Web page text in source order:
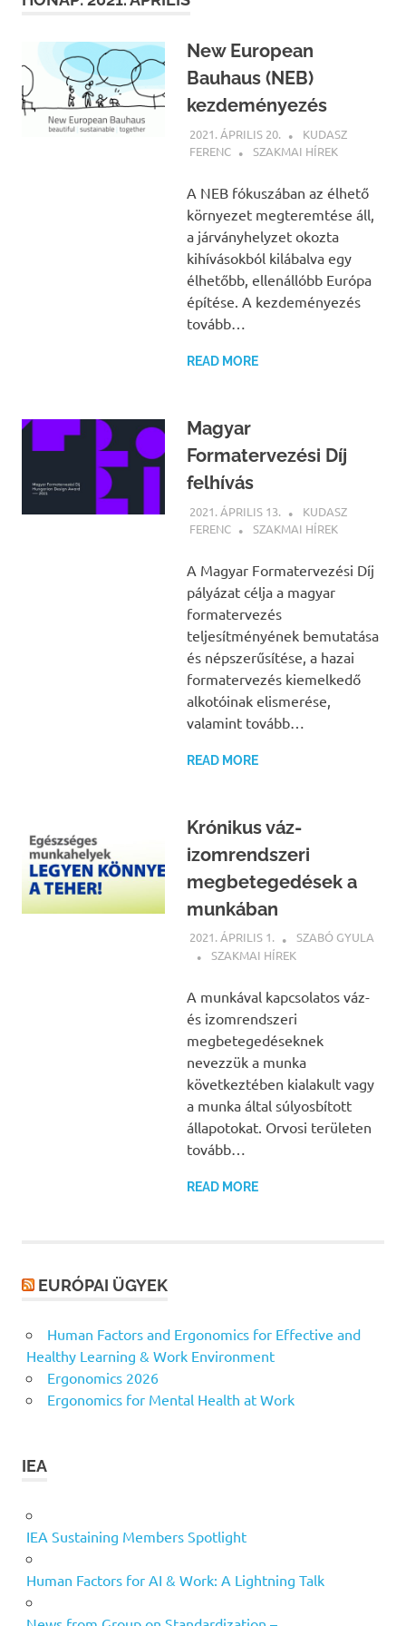
New European
Bauhaus (NEB)
kezdeményezés
2021. ÁPRILIS 20.
KUDASZ
FERENC
SZAKMAI HÍREK
A NEB fókuszában az élhető
környezet megteremtése áll,
a járványhelyzet okozta
kihívásokból kilábalva egy
élhetőbb, ellenállóbb Európa
építése. A kezdeményezés
tovább…
READ MORE
Magyar
Formatervezési Díj
felhívás
2021. ÁPRILIS 13.
KUDASZ
FERENC
SZAKMAI HÍREK
A Magyar Formatervezési Díj
pályázat célja a magyar
formatervezés
teljesítményének bemutatása
és népszerűsítése, a hazai
formatervezés kiemelkedő
alkotóinak elismerése,
valamint tovább…
READ MORE
Krónikus váz-
izomrendszeri
megbetegedések a
munkában
2021. ÁPRILIS 1.
SZABÓ GYULA
SZAKMAI HÍREK
A munkával kapcsolatos váz-
és izomrendszeri
megbetegedéseknek
nevezzük a munka
következtében kialakult vagy
a munka által súlyosbított
állapotokat. Orvosi területen
tovább…
READ MORE
EURÓPAI ÜGYEK
Human Factors and Ergonomics for Effective and
Healthy Learning & Work Environment
Ergonomics 2026
Ergonomics for Mental Health at Work
IEA
IEA Sustaining Members Spotlight
Human Factors for AI & Work: A Lightning Talk